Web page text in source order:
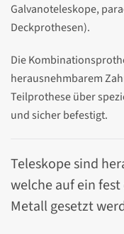
Galvanoteleskope,
Deckprothesen).
Die
herausnehmbarem
Teilprothese über
und sicher befestigt.
Teleskope sind
welche auf ein
Metall gesetzt